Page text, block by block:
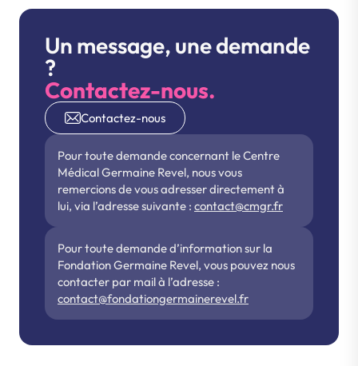
Un message, une demande
?
Contactez-nous.
Contactez-nous
Pour toute demande concernant le Centre
Médical Germaine Revel, nous vous
remercions de vous adresser directement à
lui, via l’adresse suivante : contact@cmgr.fr
Pour toute demande d’information sur la
Fondation Germaine Revel, vous pouvez nous
contacter par mail à l’adresse :
contact@fondationgermainerevel.fr